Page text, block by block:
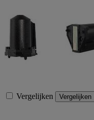
Vergelijken Vergelijken